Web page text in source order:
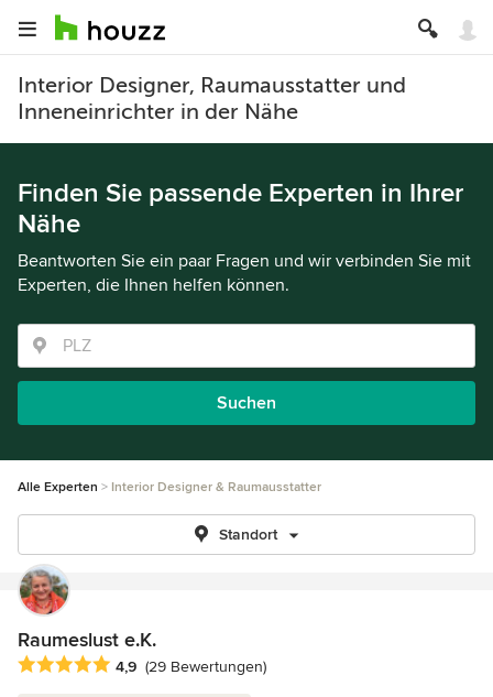
Interior Designer, Raumausstatter und
Inneneinrichter in der Nähe
Finden Sie passende Experten in Ihrer
Nähe
Beantworten Sie ein paar Fragen und wir verbinden Sie mit
Experten, die Ihnen helfen können.
Suchen
Alle Experten Interior Designer & Raumausstatter
Standort
Raumeslust e.K.
Durchschnittliche Bewertung: 4.9 von 5 Sternen
4,9 (29 Bewertungen)